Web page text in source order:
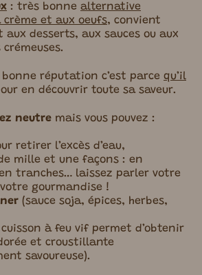
: très bonne alternative
et aux oeufs, convient
desserts, aux sauces ou aux
bonne réputation c’est parce qu’il
en découvrir toute sa saveur.
neutre mais vous pouvez :
retirer l’excès d’eau,
mille et une façons : en
tranches… laissez parler votre
gourmandise !
(sauce soja, épices, herbes,
cuisson à feu vif permet d’obtenir
et croustillante
savoureuse).